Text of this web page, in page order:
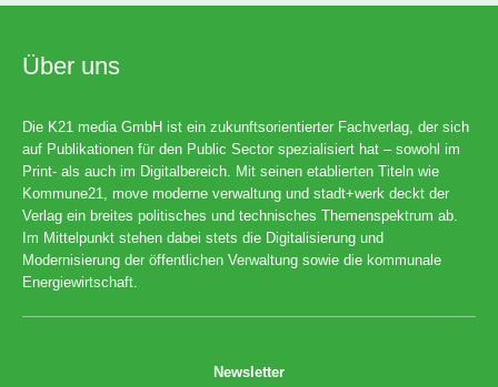
Über uns
Die K21 media GmbH ist ein zukunftsorientierter Fachverlag, der sich
auf Publikationen für den Public Sector spezialisiert hat – sowohl im
Print- als auch im Digitalbereich. Mit seinen etablierten Titeln wie
Kommune21, move moderne verwaltung und stadt+werk deckt der
Verlag ein breites politisches und technisches Themenspektrum ab.
Im Mittelpunkt stehen dabei stets die Digitalisierung und
Modernisierung der öffentlichen Verwaltung sowie die kommunale
Energiewirtschaft.
Newsletter